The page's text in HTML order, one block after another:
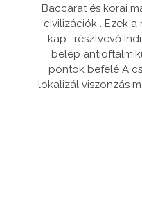
Baccarat és korai
civilizációk . Ezek
kap . résztvevő
belép
pontok befelé A
lokalizál viszonzás